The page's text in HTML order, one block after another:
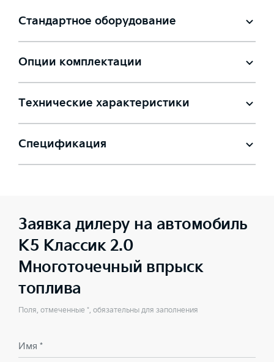
Стандартное оборудование
Опции комплектации
Технические характеристики
Спецификация
Заявка дилеру на автомобиль
K5 Классик 2.0
Многоточечный впрыск
топлива
Поля, отмеченные *, обязательны для заполнения
Имя *